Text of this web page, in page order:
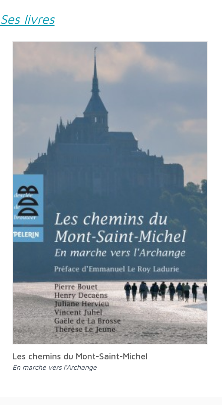
Ses livres
Les chemins du Mont-Saint-Michel
En marche vers l'Archange